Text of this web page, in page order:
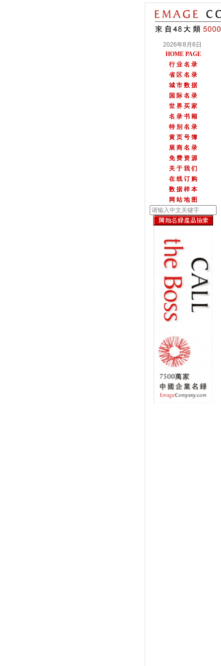
2026年8月6日
HOME PAGE
行 业 名 录
省 区 名 录
城 市 数 据
国 际 名 录
世 界 买 家
名 录 书 籍
特 别 名 录
黄 页 号 簿
展 商 名 录
免 费 资 源
关 于 我 们
在 线 订 购
数 据 样 本
网 站 地 图